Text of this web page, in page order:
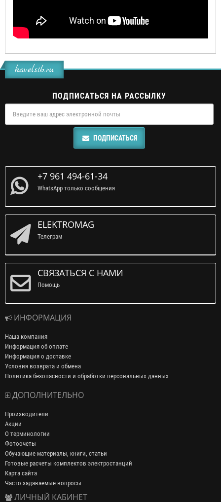
kavelsib.ru
ПОДПИСАТЬСЯ НА РАССЫЛКУ
ПОДПИСАТЬСЯ
+7 961 494-61-34
WhatsApp только сообщения
ELEKTROMAG
Телеграм
СВЯЗАТЬСЯ С НАМИ
Помощь
ИНФОРМАЦИЯ
Наша компания
Информация об оплате
Информация о доставке
Условия возврата и обмена
Политика безопасности и обработки персональных данных
ДОПОЛНИТЕЛЬНО
Производители
Акции
О терминологии
Фотоочеты
Обучающие материалы, книги, статьи
Готовые расчеты комплектов электростанций
Карта сайта
Часто задаваемые вопросы
ЛИЧНЫЙ КАБИНЕТ